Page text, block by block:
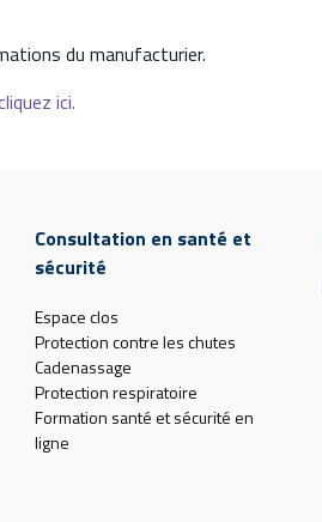
du manufacturier.
ici.
Consultation en santé et
sécurité
Espace clos
Protection contre les chutes
Cadenassage
Protection respiratoire
Formation santé et sécurité en
ligne